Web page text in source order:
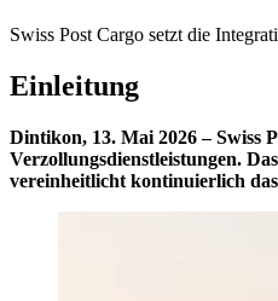
Swiss Post Cargo setzt die
Einleitung
Dintikon, 13. Mai 2026 – Swiss
Verzollungsdienstleistungen.
vereinheitlicht kontinuierlich